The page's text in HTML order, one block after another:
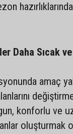
Daha Sıcak
amaç
konforlu ve
oluşturmak